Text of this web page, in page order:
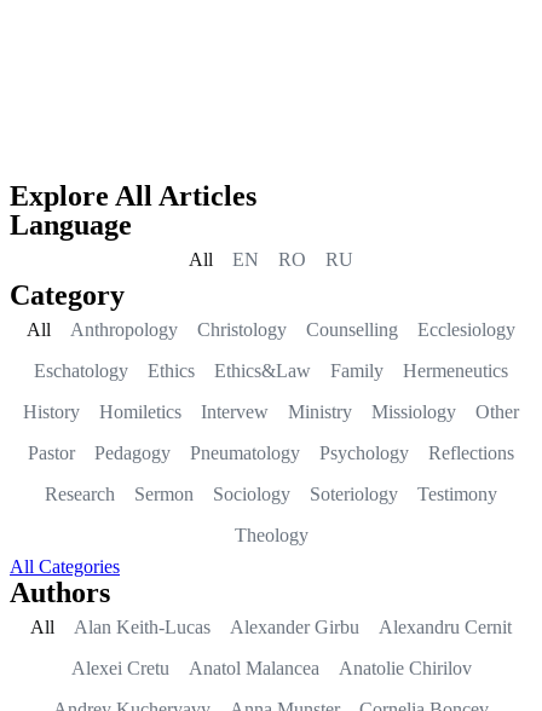
Explore All Articles
Language
EN RO RU
All
Category
Anthropology Christology Counselling
Ecclesiology
Eschatology
Ethics Ethics&Law Family
Hermeneutics
History
Homiletics Intervew Ministry Missiology
Other
Pastor
Pedagogy Pneumatology Psychology
Reflections
Research
Sermon Sociology Soteriology
Testimony
Theology
All
All Categories
Authors
Alan Keith-Lucas Alexander Girbu
Alexandru Cernit
Alexei Cretu
Anatol Malancea
Anatolie Chirilov
All